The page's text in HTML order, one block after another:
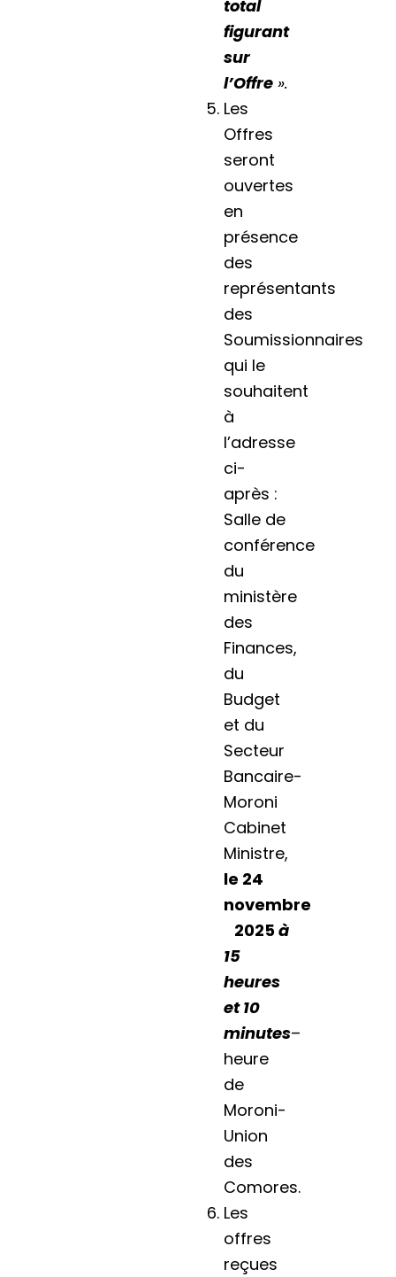
total
figurant
sur
l’Offre ».
Les
Offres
seront
ouvertes
en
présence
des
représentants
des
Soumissionnaires
qui le
souhaitent
à
l’adresse
ci-
après :
Salle de
conférence
du
ministère
des
Finances,
du
Budget
et du
Secteur
Bancaire-
Moroni
Cabinet
Ministre,
le 24
novembre
2025à
15
heures
et 10
minutes–
heure
de
Moroni-
Union
des
Comores.
Les
offres
reçues